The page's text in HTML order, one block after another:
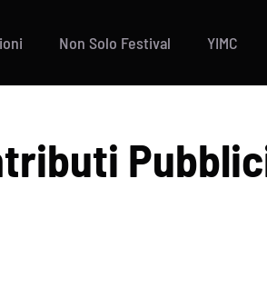
Non Solo Festival YIMC